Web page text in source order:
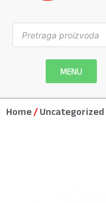
MENU
Home / Uncategorized